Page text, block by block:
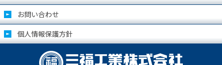
お問い合わせ
個人情報保護方針